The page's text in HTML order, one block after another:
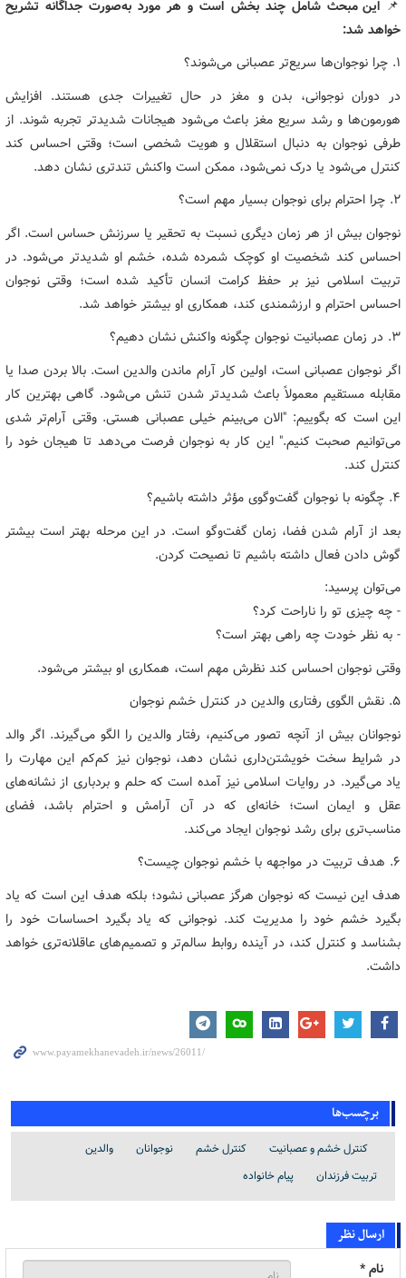
📌این مبحث شامل چند بخش است و هر مورد به‌صورت جداگانه تشریح
خواهد شد:
۱. چرا نوجوان‌ها سریع‌تر عصبانی می‌شوند؟
در دوران نوجوانی، بدن و مغز در حال تغییرات جدی هستند. افزایش
هورمون‌ها و رشد سریع مغز باعث می‌شود هیجانات شدیدتر تجربه شوند. از
طرفی نوجوان به دنبال استقلال و هویت شخصی است؛ وقتی احساس کند
کنترل می‌شود یا درک نمی‌شود، ممکن است واکنش تندتری نشان دهد.
۲. چرا احترام برای نوجوان بسیار مهم است؟
نوجوان بیش از هر زمان دیگری نسبت به تحقیر یا سرزنش حساس است. اگر
احساس کند شخصیت او کوچک شمرده شده، خشم او شدیدتر می‌شود. در
تربیت اسلامی نیز بر حفظ کرامت انسان تأکید شده است؛ وقتی نوجوان
احساس احترام و ارزشمندی کند، همکاری او بیشتر خواهد شد.
۳. در زمان عصبانیت نوجوان چگونه واکنش نشان دهیم؟
اگر نوجوان عصبانی است، اولین کار آرام ماندن والدین است. بالا بردن صدا یا
مقابله مستقیم معمولاً باعث شدیدتر شدن تنش می‌شود. گاهی بهترین کار
این است که بگوییم: "الان می‌بینم خیلی عصبانی هستی. وقتی آرام‌تر شدی
می‌توانیم صحبت کنیم." این کار به نوجوان فرصت می‌دهد تا هیجان خود را
کنترل کند.
۴. چگونه با نوجوان گفت‌وگوی مؤثر داشته باشیم؟
بعد از آرام شدن فضا، زمان گفت‌وگو است. در این مرحله بهتر است بیشتر
گوش دادن فعال داشته باشیم تا نصیحت کردن.
می‌توان پرسید:
- چه چیزی تو را ناراحت کرد؟
- به نظر خودت چه راهی بهتر است؟
وقتی نوجوان احساس کند نظرش مهم است، همکاری او بیشتر می‌شود.
۵. نقش الگوی رفتاری والدین در کنترل خشم نوجوان
نوجوانان بیش از آنچه تصور می‌کنیم، رفتار والدین را الگو می‌گیرند. اگر والد
در شرایط سخت خویشتن‌داری نشان دهد، نوجوان نیز کم‌کم این مهارت را
یاد می‌گیرد. در روایات اسلامی نیز آمده است که حلم و بردباری از نشانه‌های
عقل و ایمان است؛ خانه‌ای که در آن آرامش و احترام باشد، فضای
مناسب‌تری برای رشد نوجوان ایجاد می‌کند.
۶. هدف تربیت در مواجهه با خشم نوجوان چیست؟
هدف این نیست که نوجوان هرگز عصبانی نشود؛ بلکه هدف این است که یاد
بگیرد خشم خود را مدیریت کند. نوجوانی که یاد بگیرد احساسات خود را
بشناسد و کنترل کند، در آینده روابط سالم‌تر و تصمیم‌های عاقلانه‌تری خواهد
داشت.
برچسب‌ها
کنترل خشم و عصبانیت کنترل خشم نوجوانان
والدین
تربیت فرزندان
پیام خانواده
ارسال نظر
نام *